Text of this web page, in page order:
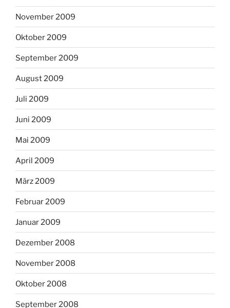
November 2009
Oktober 2009
September 2009
August 2009
Juli 2009
Juni 2009
Mai 2009
April 2009
März 2009
Februar 2009
Januar 2009
Dezember 2008
November 2008
Oktober 2008
September 2008